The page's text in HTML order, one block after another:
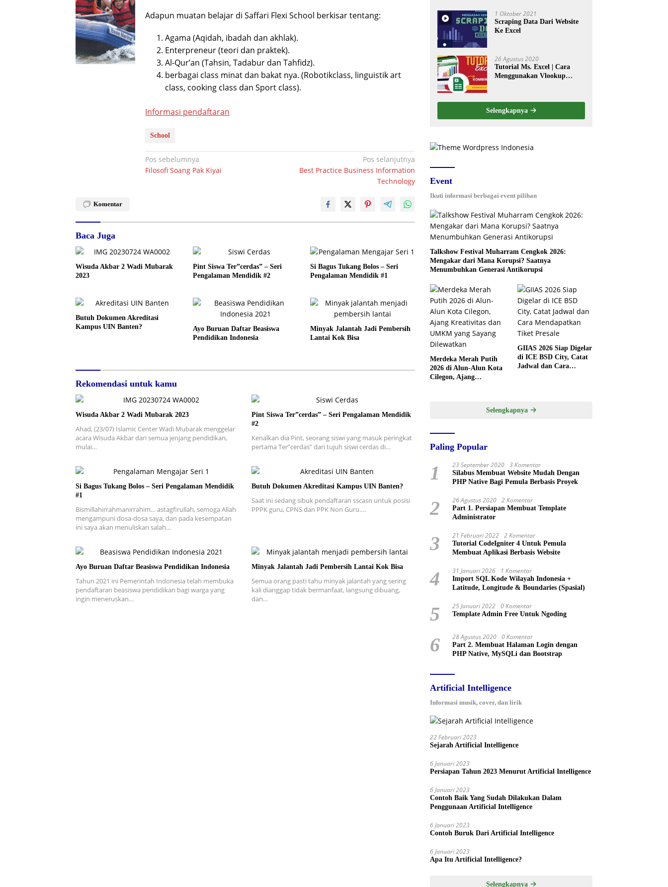
Adapun muatan belajar di Saffari Flexi School berkisar tentang:
Agama (Aqidah, ibadah dan akhlak).
Enterpreneur (teori dan praktek).
Al-Qur’an (Tahsin, Tadabur dan Tahfidz).
berbagai class minat dan bakat nya. (Robotikclass, linguistik art
class, cooking class dan Sport class).
Informasi pendaftaran
School
Navigasi
pos
Pos sebelumnya
Filosofi Soang Pak Kiyai
Pos selanjutnya
Best Practice Business Information
Technology
Komentar
Baca Juga
Wisuda Akbar 2 Wadi Mubarak
2023
Pint Siswa Ter”cerdas” – Seri
Pengalaman Mendidik #2
Si Bagus Tukang Bolos – Seri
Pengalaman Mendidik #1
Butuh Dokumen Akreditasi
Kampus UIN Banten?
Ayo Buruan Daftar Beasiswa
Pendidikan Indonesia
Minyak Jalantah Jadi Pembersih
Lantai Kok Bisa
Rekomendasi untuk kamu
Wisuda Akbar 2 Wadi Mubarak 2023
Ahad, (23/07) Islamic Center Wadi Mubarak menggelar
acara Wisuda Akbar dari semua jenjang pendidikan,
mulai…
Pint Siswa Ter”cerdas” – Seri Pengalaman Mendidik
#2
Kenalkan dia Pint, seorang siswi yang masuk peringkat
pertama Ter”cerdas” dari tujuh siswi cerdas di…
Si Bagus Tukang Bolos – Seri Pengalaman Mendidik
#1
Bismillahirrahmanirrahim… astagfirullah, semoga Allah
mengampuni dosa-dosa saya, dan pada kesempatan
ini saya akan menuliskan salah…
Butuh Dokumen Akreditasi Kampus UIN Banten?
Saat ini sedang sibuk pendaftaran sscasn untuk posisi
PPPK guru, CPNS dan PPK Non Guru….
Ayo Buruan Daftar Beasiswa Pendidikan Indonesia
Tahun 2021 ini Pemerintah Indonesia telah membuka
pendaftaran beasiswa pendidikan bagi warga yang
ingin meneruskan…
Minyak Jalantah Jadi Pembersih Lantai Kok Bisa
Semua orang pasti tahu minyak jalantah yang sering
kali dianggap tidak bermanfaat, langsung dibuang,
dan…
1 Oktober 2021
Scraping Data Dari Website
Ke Excel
26 Agustus 2020
Tutorial Ms. Excel | Cara
Menggunakan Vlookup
Selengkapnya
Event
Ikuti informasi berbagai event pilihan
Talkshow Festival Muharram Cengkok 2026:
Mengakar dari Mana Korupsi? Saatnya
Menumbuhkan Generasi Antikorupsi
Merdeka Merah Putih
2026 di Alun-Alun Kota
Cilegon, Ajang
GIIAS 2026 Siap Digelar
di ICE BSD City, Catat
Jadwal dan Cara
Selengkapnya
Paling Popular
1 23 September 2020 3 Komentar
Silabus Membuat Website Mudah Dengan
PHP Native Bagi Pemula Berbasis Proyek
2 26 Agustus 2020 2 Komentar
Part 1. Persiapan Membuat Template
Administrator
3 21 Februari 2022 2 Komentar
Tutorial CodeIgniter 4 Untuk Pemula
Membuat Aplikasi Berbasis Website
4 31 Januari 2026 1 Komentar
Import SQL Kode Wilayah Indonesia +
Latitude, Longitude & Boundaries (Spasial)
5 25 Januari 2022 0 Komentar
Template Admin Free Untuk Ngoding
6 28 Agustus 2020 0 Komentar
Part 2. Membuat Halaman Login dengan
PHP Native, MySQLi dan Bootstrap
Artificial Intelligence
Informasi musik, cover, dan lirik
22 Februari 2023
Sejarah Artificial Intelligence
6 Januari 2023
Persiapan Tahun 2023 Menurut Artificial Intelligence
6 Januari 2023
Contoh Baik Yang Sudah Dilakukan Dalam
Penggunaan Artificial Intelligence
6 Januari 2023
Contoh Buruk Dari Artificial Intelligence
6 Januari 2023
Apa Itu Artificial Intelligence?
Selengkapnya